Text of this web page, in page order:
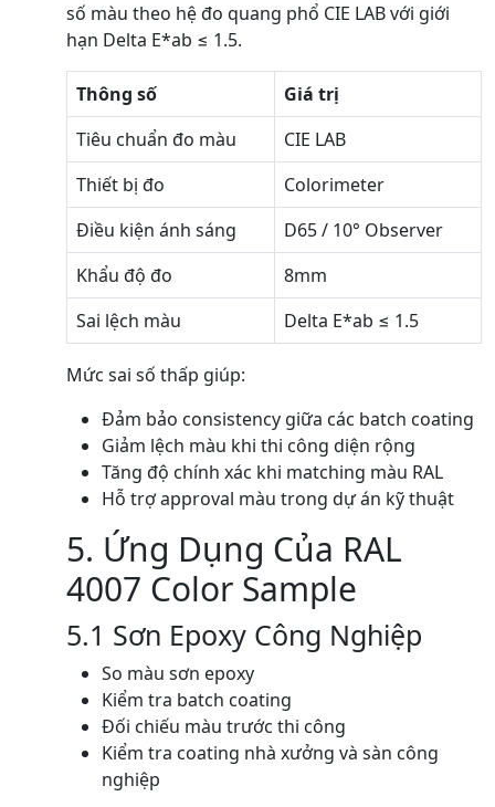
số màu theo hệ đo quang phổ CIE LAB với giới
hạn Delta E*ab ≤ 1.5.
Thông số
Giá trị
Tiêu chuẩn đo màu
CIE LAB
Thiết bị đo
Colorimeter
Điều kiện ánh sáng
D65 / 10° Observer
Khẩu độ đo
8mm
Sai lệch màu
Delta E*ab ≤ 1.5
Mức sai số thấp giúp:
Đảm bảo consistency giữa các batch coating
Giảm lệch màu khi thi công diện rộng
Tăng độ chính xác khi matching màu RAL
Hỗ trợ approval màu trong dự án kỹ thuật
5. Ứng Dụng Của RAL
4007 Color Sample
5.1 Sơn Epoxy Công Nghiệp
So màu sơn epoxy
Kiểm tra batch coating
Đối chiếu màu trước thi công
Kiểm tra coating nhà xưởng và sàn công
nghiệp